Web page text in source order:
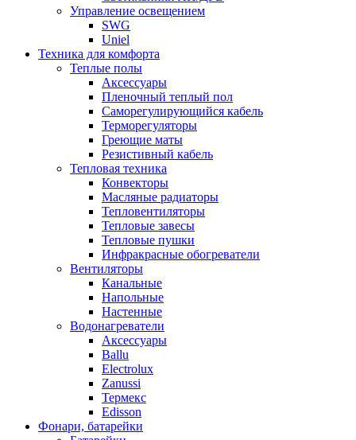
Управление освещением
SWG
Uniel
Техника для комфорта
Теплые полы
Аксессуары
Пленочный теплый пол
Саморегулирующийся кабель
Терморегуляторы
Греющие маты
Резистивный кабель
Тепловая техника
Конвекторы
Масляные радиаторы
Тепловентиляторы
Тепловые завесы
Тепловые пушки
Инфракрасные обогреватели
Вентиляторы
Канальные
Напольные
Настенные
Водонагреватели
Аксессуары
Ballu
Electrolux
Zanussi
Термекс
Edisson
Фонари, батарейки